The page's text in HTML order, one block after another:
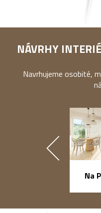
NÁVRHY
Navrhujeme osobité,
Na